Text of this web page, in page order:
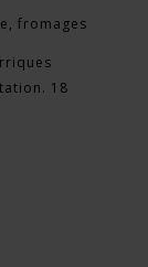
fromages
18